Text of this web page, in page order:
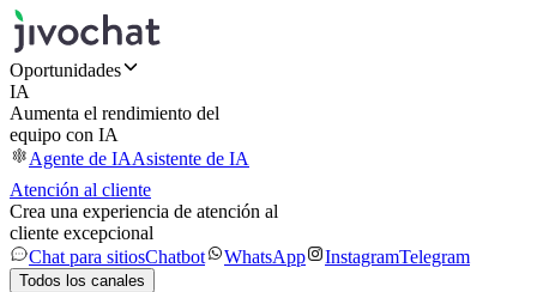
Oportunidades
IA
Aumenta el rendimiento del
equipo con IA
Agente de IAAsistente de IA
Atención al cliente
Crea una experiencia de atención al
cliente excepcional
Chat para sitiosChatbot WhatsApp InstagramTelegram
Todos los canales